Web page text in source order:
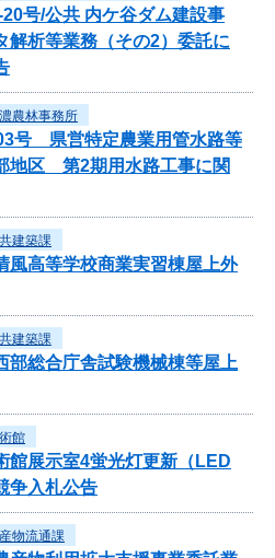
20号/公共 内ケ谷ダム建設事
析等業務（その2）委託に
農林事務所
号 県営特定農業用管水路等
地区 第2期用水路工事に関
建築課
風高等学校商業実習棟屋上外
建築課
部総合庁舎試験機械棟等屋上
館
館展示室4蛍光灯更新（LED
争入札公告
物流通課